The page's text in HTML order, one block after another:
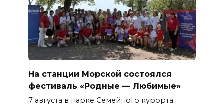
На станции Морской состоялся
фестиваль «Родные — Любимые»
7 августа в парке Семейного курорта